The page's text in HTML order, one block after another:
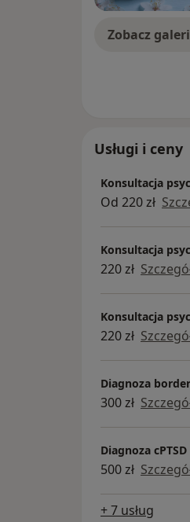
Zobacz
Usługi i ceny
Konsultacja
Od 220 zł
Konsultacja
220 zł
Konsultacja
220 zł
Diagnoza
300 zł
Diagnoza cPTSD
500 zł
+ 7 usług